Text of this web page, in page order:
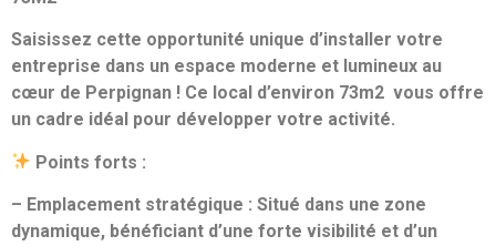
Saisissez cette opportunité unique d’installer votre
entreprise dans un espace moderne et lumineux au
cœur de Perpignan ! Ce local d’environ 73m2 vous offre
un cadre idéal pour développer votre activité.
Points forts :
– Emplacement stratégique : Situé dans une zone
dynamique, bénéficiant d’une forte visibilité et d’un